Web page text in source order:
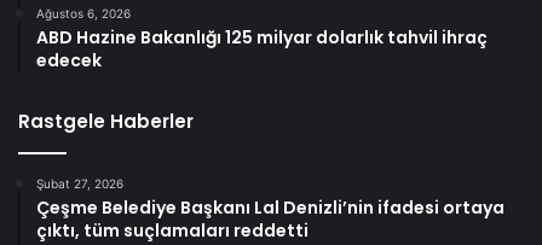
Ağustos 6, 2026
ABD Hazine Bakanlığı 125 milyar dolarlık tahvil ihraç
edecek
Rastgele Haberler
Şubat 27, 2026
Çeşme Belediye Başkanı Lal Denizli’nin ifadesi ortaya
çıktı, tüm suçlamaları reddetti